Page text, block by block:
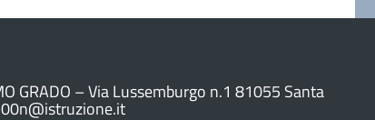
GRADO – Via Lussemburgo n.1 81055 Santa